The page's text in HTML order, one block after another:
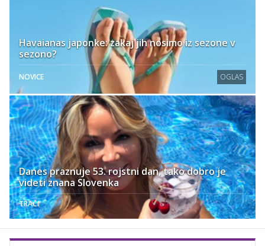
Havaianas japonke: zakaj jih nosimo iz sezone v
sezono?
NOVICE OGLAS
Danes praznuje 53. rojstni dan, tako dobro je
videti znana Slovenka
TRAČI